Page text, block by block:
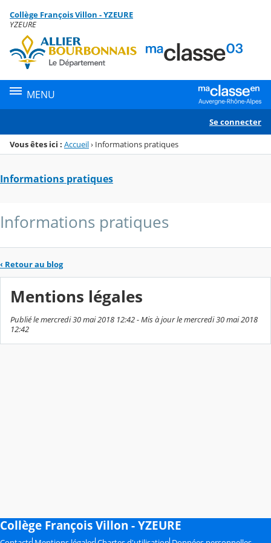
Menu de la rubrique
Contenu
Collège François Villon - YZEURE
YZEURE
MENU
Se connecter
Vous êtes ici : Accueil› Informations pratiques
Informations pratiques
Informations pratiques
‹ Retour au blog
Mentions légales
Publié le mercredi 30 mai 2018 12:42 - Mis à jour le mercredi 30 mai 2018
12:42
Collège François Villon - YZEURE